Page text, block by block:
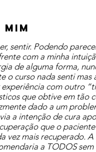
MIM
sentir. Podendo
com a minha
de alguma forma,
curso nada senti mas
com outro
que obtive em tão
dado a um
a intenção de cura
que o
vez mais recuperado.
a TODOS sem